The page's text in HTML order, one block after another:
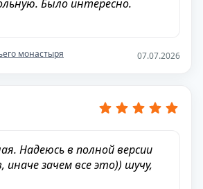
Было интересно.
монастыря 07.07.2026
Надеюсь в полной версии
иначе зачем все это)) шучу,